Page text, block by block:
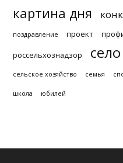
картина дня
поздравление проект
россельхознадзор
сельское хозяйство семья
школа юбилей